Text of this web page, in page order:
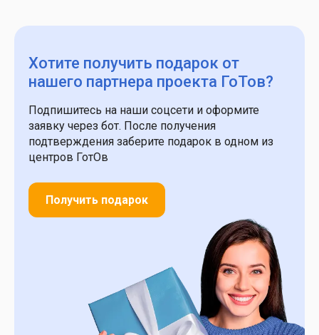
Хотите получить подарок от
нашего партнера проекта ГоТов?
Подпишитесь на наши соцсети и оформите
заявку через бот. После получения
подтверждения заберите подарок в одном из
центров ГотОв
Получить подарок